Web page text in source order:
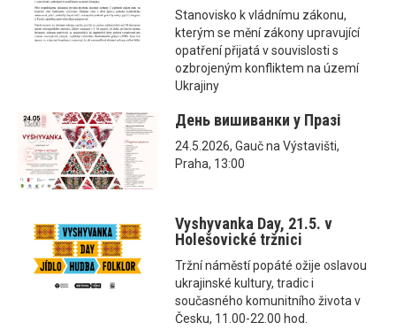
Stanovisko k vládnímu zákonu,
kterým se mění zákony upravující
opatření přijatá v souvislosti s
ozbrojeným konfliktem na území
Ukrajiny
День вишиванки у Празі
24.5.2026, Gauč na Výstavišti,
Praha, 13:00
Vyshyvanka Day, 21.5. v
Holešovické tržnici
Tržní náměstí popáté ožije oslavou
ukrajinské kultury, tradic i
současného komunitního života v
Česku, 11.00-22.00 hod.